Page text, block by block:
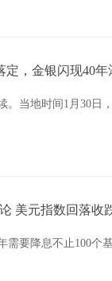
定，金银闪现40年
当地时间1月30
美元指数回落收
要降息不止100